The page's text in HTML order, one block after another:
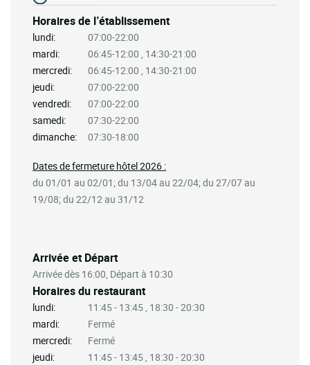
Horaires de l’établissement
lundi:
07:00-22:00
mardi:
06:45-12:00 , 14:30-21:00
mercredi:
06:45-12:00 , 14:30-21:00
jeudi:
07:00-22:00
vendredi:
07:00-22:00
samedi:
07:30-22:00
dimanche:
07:30-18:00
Arrivée et Départ
Arrivée dès 16:00, Départ à 10:30
Horaires du restaurant
lundi:
11:45 - 13:45 , 18:30 - 20:30
mardi:
Fermé
mercredi:
Fermé
jeudi:
11:45 - 13:45 , 18:30 - 20:30
Dates de fermeture hôtel 2026 :
du 01/01 au 02/01; du 13/04 au 22/04; du 27/07 au
19/08; du 22/12 au 31/12